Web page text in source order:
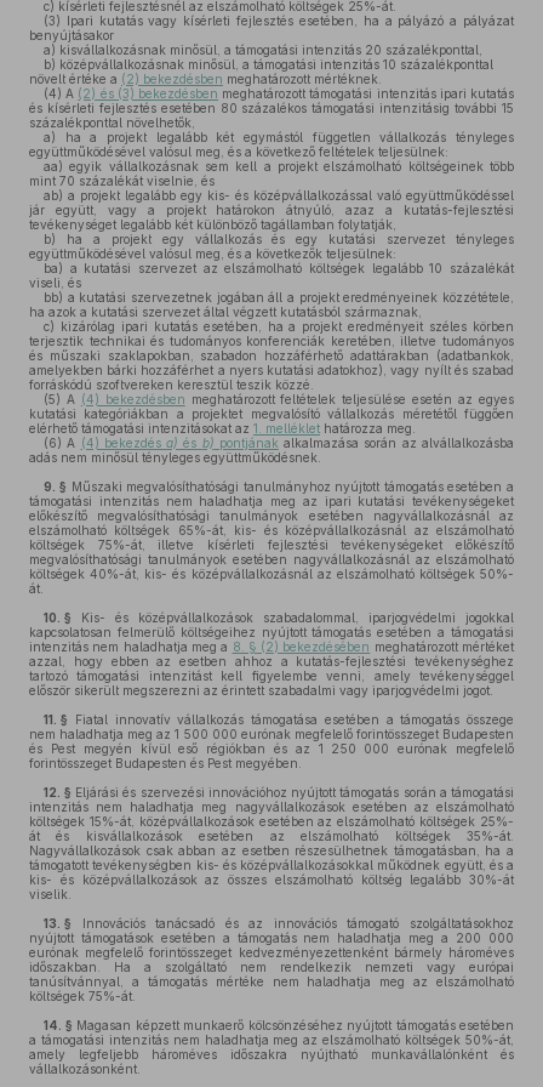
c) kísérleti fejlesztésnél az elszámolható költségek 25%-át.
(3) Ipari kutatás vagy kísérleti fejlesztés esetében, ha a pályázó a pályázat
benyújtásakor
a) kisvállalkozásnak minősül, a támogatási intenzitás 20 százalékponttal,
b) középvállalkozásnak minősül, a támogatási intenzitás 10 százalékponttal
növelt értéke a (2) bekezdésben meghatározott mértéknek.
(4) A (2) és (3) bekezdésben meghatározott támogatási intenzitás ipari kutatás
és kísérleti fejlesztés esetében 80 százalékos támogatási intenzitásig további 15
százalékponttal növelhetők,
a) ha a projekt legalább két egymástól független vállalkozás tényleges
együttműködésével valósul meg, és a következő feltételek teljesülnek:
aa) egyik vállalkozásnak sem kell a projekt elszámolható költségeinek több
mint 70 százalékát viselnie, és
ab) a projekt legalább egy kis- és középvállalkozással való együttműködéssel
jár együtt, vagy a projekt határokon átnyúló, azaz a kutatás-fejlesztési
tevékenységet legalább két különböző tagállamban folytatják,
b) ha a projekt egy vállalkozás és egy kutatási szervezet tényleges
együttműködésével valósul meg, és a következők teljesülnek:
ba) a kutatási szervezet az elszámolható költségek legalább 10 százalékát
viseli, és
bb) a kutatási szervezetnek jogában áll a projekt eredményeinek közzététele,
ha azok a kutatási szervezet által végzett kutatásból származnak,
c) kizárólag ipari kutatás esetében, ha a projekt eredményeit széles körben
terjesztik technikai és tudományos konferenciák keretében, illetve tudományos
és műszaki szaklapokban, szabadon hozzáférhető adattárakban (adatbankok,
amelyekben bárki hozzáférhet a nyers kutatási adatokhoz), vagy nyílt és szabad
forráskódú szoftvereken keresztül teszik közzé.
(5) A (4) bekezdésben meghatározott feltételek teljesülése esetén az egyes
kutatási kategóriákban a projektet megvalósító vállalkozás méretétől függően
elérhető támogatási intenzitásokat az 1. melléklet határozza meg.
(6) A (4) bekezdésa) és b) pontjának alkalmazása során az alvállalkozásba
adás nem minősül tényleges együttműködésnek.
9. § Műszaki megvalósíthatósági tanulmányhoz nyújtott támogatás esetében a
támogatási intenzitás nem haladhatja meg az ipari kutatási tevékenységeket
előkészítő megvalósíthatósági tanulmányok esetében nagyvállalkozásnál az
elszámolható költségek 65%-át, kis- és középvállalkozásnál az elszámolható
költségek 75%-át, illetve kísérleti fejlesztési tevékenységeket előkészítő
megvalósíthatósági tanulmányok esetében nagyvállalkozásnál az elszámolható
költségek 40%-át, kis- és középvállalkozásnál az elszámolható költségek 50%-
át.
10. § Kis- és középvállalkozások szabadalommal, iparjogvédelmi jogokkal
kapcsolatosan felmerülő költségeihez nyújtott támogatás esetében a támogatási
intenzitás nem haladhatja meg a 8. § (2) bekezdésében meghatározott mértéket
azzal, hogy ebben az esetben ahhoz a kutatás-fejlesztési tevékenységhez
tartozó támogatási intenzitást kell figyelembe venni, amely tevékenységgel
először sikerült megszerezni az érintett szabadalmi vagy iparjogvédelmi jogot.
11. § Fiatal innovatív vállalkozás támogatása esetében a támogatás összege
nem haladhatja meg az 1 500 000 eurónak megfelelő forintösszeget Budapesten
és Pest megyén kívül eső régiókban és az 1 250 000 eurónak megfelelő
forintösszeget Budapesten és Pest megyében.
12. § Eljárási és szervezési innovációhoz nyújtott támogatás során a támogatási
intenzitás nem haladhatja meg nagyvállalkozások esetében az elszámolható
költségek 15%-át, középvállalkozások esetében az elszámolható költségek 25%-
át és kisvállalkozások esetében az elszámolható költségek 35%-át.
Nagyvállalkozások csak abban az esetben részesülhetnek támogatásban, ha a
támogatott tevékenységben kis- és középvállalkozásokkal működnek együtt, és a
kis- és középvállalkozások az összes elszámolható költség legalább 30%-át
viselik.
13. § Innovációs tanácsadó és az innovációs támogató szolgáltatásokhoz
nyújtott támogatások esetében a támogatás nem haladhatja meg a 200 000
eurónak megfelelő forintösszeget kedvezményezettenként bármely hároméves
időszakban. Ha a szolgáltató nem rendelkezik nemzeti vagy európai
tanúsítvánnyal, a támogatás mértéke nem haladhatja meg az elszámolható
költségek 75%-át.
14. § Magasan képzett munkaerő kölcsönzéséhez nyújtott támogatás esetében
a támogatási intenzitás nem haladhatja meg az elszámolható költségek 50%-át,
amely legfeljebb hároméves időszakra nyújtható munkavállalónként és
vállalkozásonként.